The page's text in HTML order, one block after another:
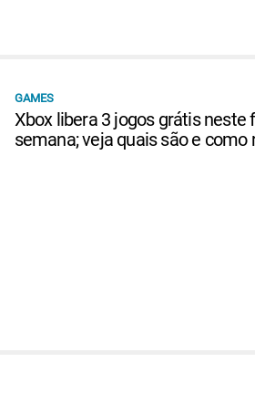
GAMES
Xbox libera 3 jogos grátis neste
semana; veja quais são e como